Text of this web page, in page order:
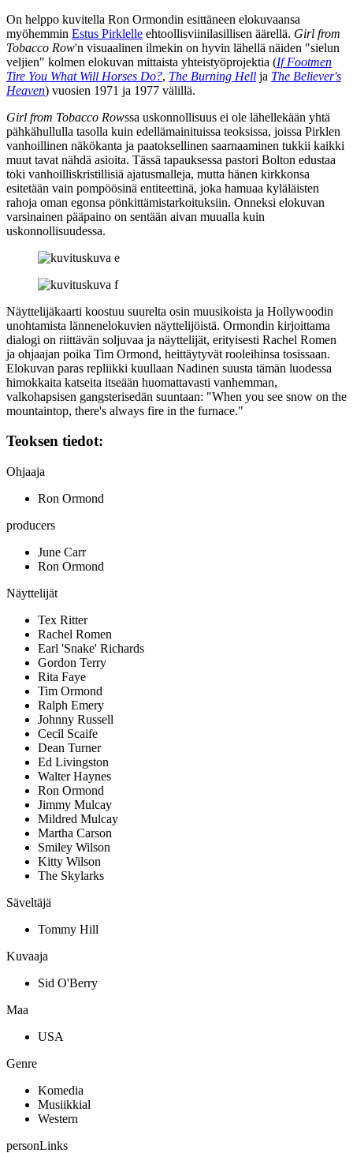
On helppo kuvitella Ron Ormondin esittäneen elokuvaansa
myöhemmin Estus Pirklelle ehtoollisviinilasillisen äärellä. Girl from
Tobacco Row'n visuaalinen ilmekin on hyvin lähellä näiden "sielun
veljien" kolmen elokuvan mittaista yhteistyöprojektia (If Footmen
Tire You What Will Horses Do?, The Burning Hell ja The Believer's
Heaven) vuosien 1971 ja 1977 välillä.
Girl from Tobacco Rowssa uskonnollisuus ei ole lähellekään yhtä
pähkähullulla tasolla kuin edellämainituissa teoksissa, joissa Pirklen
vanhoillinen näkökanta ja paatoksellinen saarnaaminen tukkii kaikki
muut tavat nähdä asioita. Tässä tapauksessa pastori Bolton edustaa
toki vanhoilliskristillisiä ajatusmalleja, mutta hänen kirkkonsa
esitetään vain pompöösinä entiteettinä, joka hamuaa kyläläisten
rahoja oman egonsa pönkittämistarkoituksiin. Onneksi elokuvan
varsinainen pääpaino on sentään aivan muualla kuin
uskonnollisuudessa.
Näyttelijäkaarti koostuu suurelta osin muusikoista ja Hollywoodin
unohtamista lännenelokuvien näyttelijöistä. Ormondin kirjoittama
dialogi on riittävän soljuvaa ja näyttelijät, erityisesti Rachel Romen
ja ohjaajan poika Tim Ormond, heittäytyvät rooleihinsa tosissaan.
Elokuvan paras repliikki kuullaan Nadinen suusta tämän luodessa
himokkaita katseita itseään huomattavasti vanhemman,
valkohapsisen gangsterisedän suuntaan: "When you see snow on the
mountaintop, there's always fire in the furnace."
Teoksen tiedot:
Ohjaaja
Ron Ormond
producers
June Carr
Ron Ormond
Näyttelijät
Tex Ritter
Rachel Romen
Earl 'Snake' Richards
Gordon Terry
Rita Faye
Tim Ormond
Ralph Emery
Johnny Russell
Cecil Scaife
Dean Turner
Ed Livingston
Walter Haynes
Ron Ormond
Jimmy Mulcay
Mildred Mulcay
Martha Carson
Smiley Wilson
Kitty Wilson
The Skylarks
Säveltäjä
Tommy Hill
Kuvaaja
Sid O'Berry
Maa
USA
Genre
Komedia
Musiikkial
Western
personLinks